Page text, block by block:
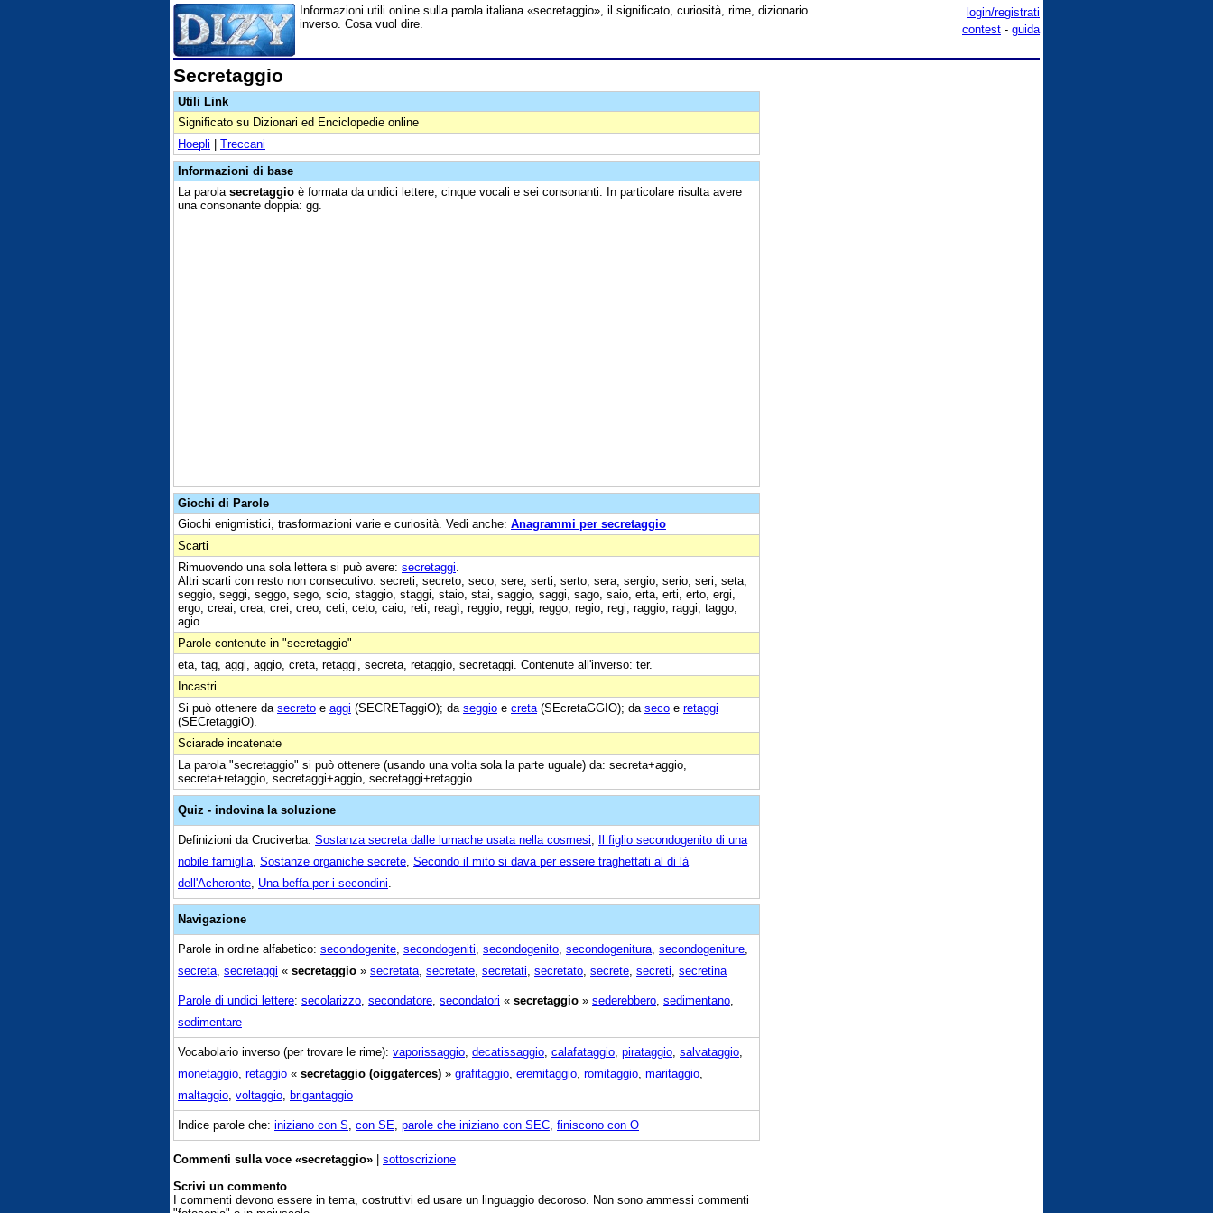
login/registrati
contest - guida
Informazioni utili online sulla parola italiana «secretaggio», il significato, curiosità, rime, dizionario
inverso. Cosa vuol dire.
Secretaggio
Utili Link
Significato su Dizionari ed Enciclopedie online
Hoepli | Treccani
Informazioni di base
La parola secretaggio è formata da undici lettere, cinque vocali e sei consonanti. In particolare risulta avere
una consonante doppia: gg.
Giochi di Parole
Giochi enigmistici, trasformazioni varie e curiosità. Vedi anche: Anagrammi per secretaggio
Scarti
Rimuovendo una sola lettera si può avere: secretaggi
Altri scarti con resto non consecutivo: secreti, secreto, seco, sere, serti, serto, sera, sergio, serio, seri, seta,
seggio, seggi, seggo, sego, scio, staggio, staggi, staio, stai, saggio, saggi, sago, saio, erta, erti, erto, ergi,
ergo, creai, crea, crei, creo, ceti, ceto, caio, reti, reagì, reggio, reggi, reggo, regio, regi, raggio, raggi, taggo,
agio.
Parole contenute in "secretaggio"
eta, tag, aggi, aggio, creta, retaggi, secreta, retaggio, secretaggi. Contenute all'inverso: ter.
Incastri
Si può ottenere da secreto e aggi (SECRETaggiO); da seggio e creta (SEcretaGGIO); da seco e retaggi
(SECretaggiO).
Sciarade incatenate
La parola "secretaggio" si può ottenere (usando una volta sola la parte uguale) da: secreta+aggio,
secreta+retaggio, secretaggi+aggio, secretaggi+retaggio.
Quiz - indovina la soluzione
Definizioni da Cruciverba: Sostanza secreta dalle lumache usata nella cosmesi
Il figlio secondogenito di una
nobile famiglia Sostanze organiche secrete Secondo il mito si dava per essere traghettati al di là
dell'Acheronte Una beffa per i secondini
Navigazione
Parole in ordine alfabetico: secondogenite secondogeniti secondogenito secondogenitura secondogeniture
secreta secretaggi « secretaggio » secretata secretate secretati secretato secrete secreti secretina
Parole di undici lettere: secolarizzo secondatore secondatori « secretaggio » sederebbero sedimentano
sedimentare
Vocabolario inverso (per trovare le rime): vaporissaggio decatissaggio calafataggio pirataggio salvataggio
monetaggio retaggio « secretaggio (oiggaterces) » grafitaggio eremitaggio romitaggio maritaggio
maltaggio voltaggio brigantaggio
Indice parole che: iniziano con S con SE parole che iniziano con SEC finiscono con O
Commenti sulla voce «secretaggio» | sottoscrizione
Scrivi un commento
I commenti devono essere in tema, costruttivi ed usare un linguaggio decoroso. Non sono ammessi commenti